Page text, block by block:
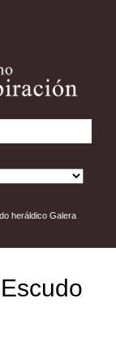
heráldico Galera